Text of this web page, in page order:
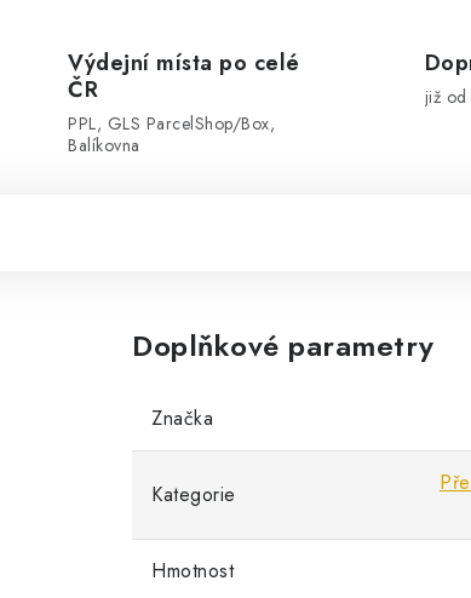
Výdejní místa po celé
ČR
PPL, GLS ParcelShop/Box,
Balíkovna
již
Doplňkové parametry
Značka
Kategorie
Hmotnost